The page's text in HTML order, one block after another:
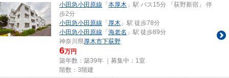
小田急小田原線 「本厚木 」駅 バス15分 「荻野新宿」 停
歩2分
小田急小田原線 「厚木 」駅 徒歩78分
小田急小田原線 「海老名 」駅 徒歩89分
神奈川県厚木市下荻野
6万円
築年数：築39年 ｜募集中： 1室
階数：3階建